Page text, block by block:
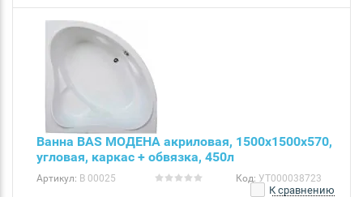
Ванна BAS МОДЕНА акриловая, 1500х1500х570,
угловая, каркас + обвязка, 450л
Артикул: В 00025 Код: УТ000038723
К сравнению